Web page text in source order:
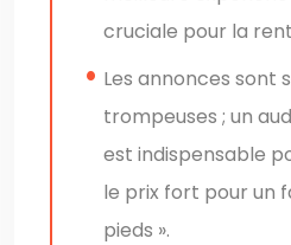
cruciale pour la
Les annonces sont
trompeuses ; un
est indispensable
le prix fort pour un
pieds ».